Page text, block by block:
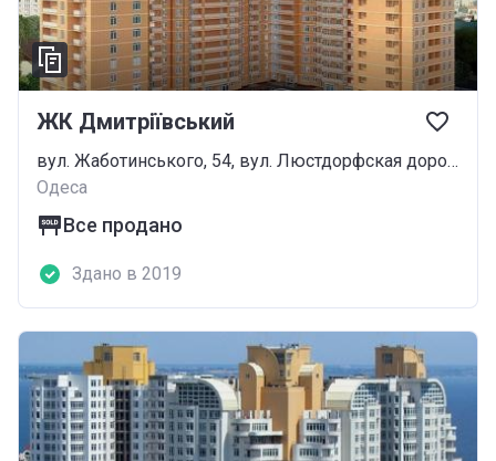
ЖК Дмитріївський
вул. Жаботинського, 54, вул. Люстдорфская дорога, 55/6
Одеса
Все продано
Здано в 2019